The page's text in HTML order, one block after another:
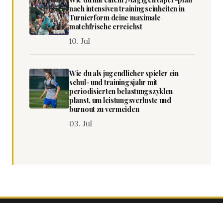
nach intensiven trainingseinheiten in
Turnierform deine maximale
matchfrische erreichst
10. Jul
Wie du als jugendlicher spieler ein
schul- und trainingsjahr mit
periodisierten belastungszyklen
planst, um leistungsverluste und
burnout zu vermeiden
03. Jul